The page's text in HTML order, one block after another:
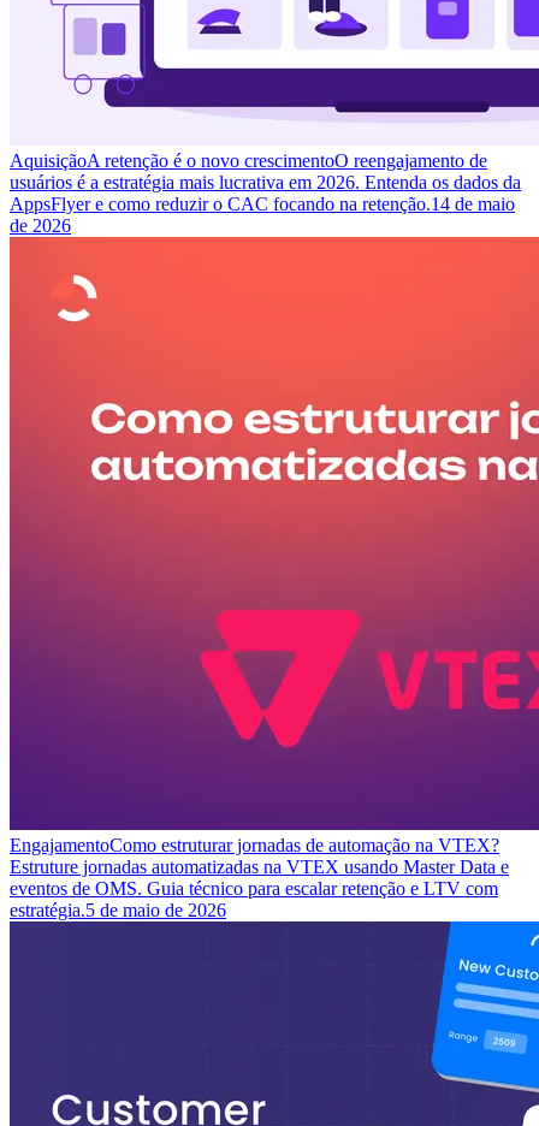
AquisiçãoA retenção é o novo crescimentoO reengajamento de
usuários é a estratégia mais lucrativa em 2026. Entenda os dados da
AppsFlyer e como reduzir o CAC focando na retenção.14 de maio
de 2026
EngajamentoComo estruturar jornadas de automação na VTEX?
Estruture jornadas automatizadas na VTEX usando Master Data e
eventos de OMS. Guia técnico para escalar retenção e LTV com
estratégia.5 de maio de 2026